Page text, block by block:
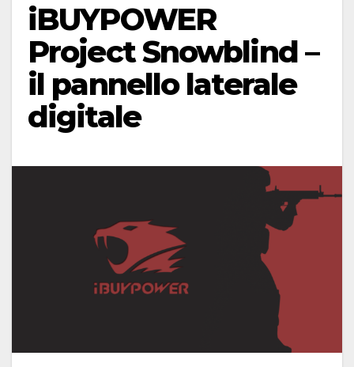
iBUYPOWER
Project Snowblind –
il pannello laterale
digitale